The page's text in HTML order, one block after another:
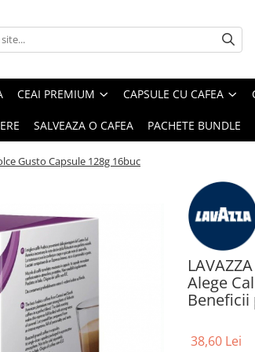
CEAI PREMIUM CAPSULE CU CAFEA
SALVEAZA O CAFEA PACHETE BUNDLE
Gusto Capsule 128g 16buc
Alege
38,60 Lei